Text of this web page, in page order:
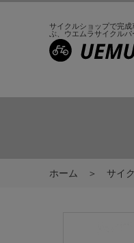
サイクルショップで完成
ぶ、 ウエムラサイクル
ホーム サイ